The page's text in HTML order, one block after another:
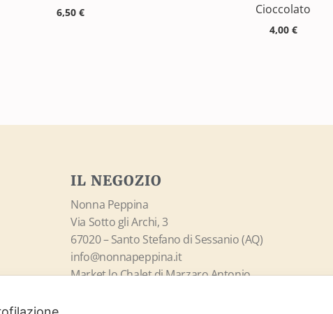
6,50 €
Cioccolato
4,00 €
IL NEGOZIO
Nonna Peppina
Via Sotto gli Archi, 3
67020 – Santo Stefano di Sessanio (AQ)
info@nonnapeppina.it
Market lo Chalet di Marzaro Antonio